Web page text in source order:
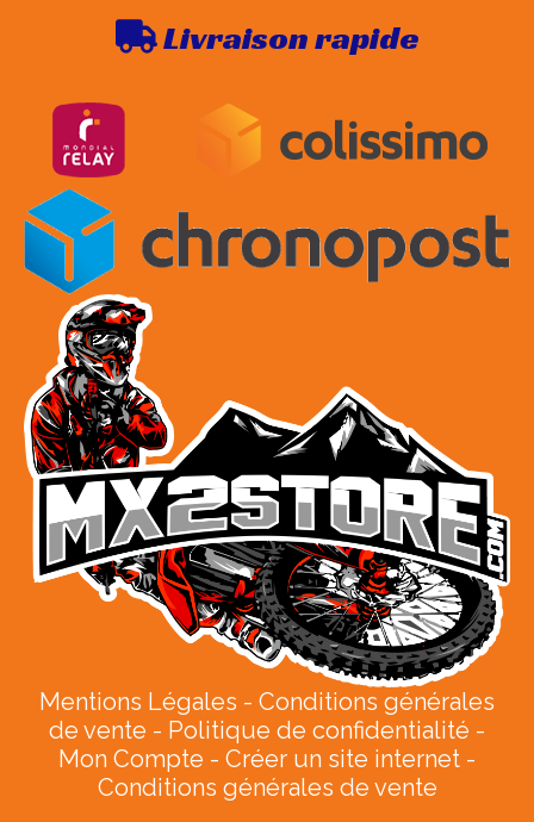
Livraison rapide
Mentions Légales
Conditions générales
de vente
Politique de confidentialité
Mon Compte
Créer un site internet
Conditions générales de vente